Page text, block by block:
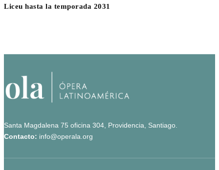
Liceu hasta la temporada 2031
Santa Magdalena 75 oficina 304, Providencia, Santiago.
Contacto: info@operala.org